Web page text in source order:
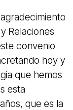
Relaciones
convenio
hoy y
que hemos
esta
que es la